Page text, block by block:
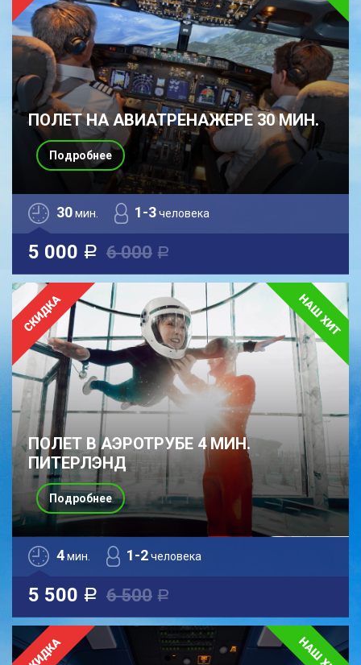
ПОЛЕТ НА АВИАТРЕНАЖЕРЕ 30 МИН.
30мин. 1-3человека
5 000 a 6 000 a
Подробнее
ПОЛЕТ В АЭРОТРУБЕ 4 МИН.
ПИТЕРЛЭНД
4мин. 1-2человека
5 500 a 6 500 a
Подробнее